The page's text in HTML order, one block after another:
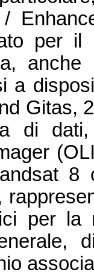
per
a
Gitas,
di
8
per